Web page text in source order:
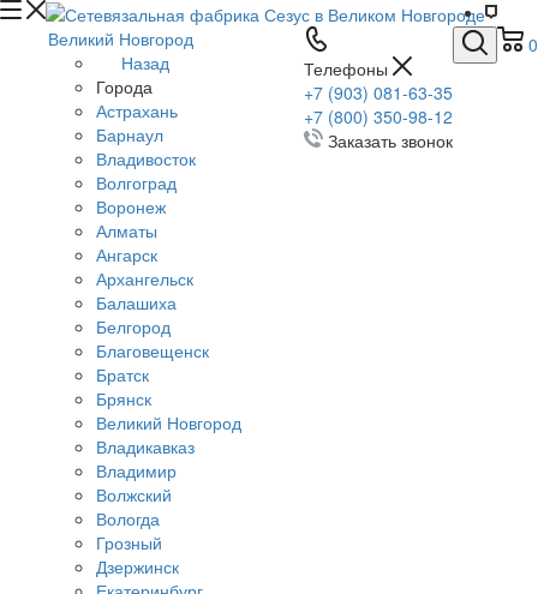
0
Телефоны
+7 (903) 081-63-35
+7 (800) 350-98-12
Заказать звонок
Великий Новгород
Назад
Города
Астрахань
Барнаул
Владивосток
Волгоград
Воронеж
Алматы
Ангарск
Архангельск
Балашиха
Белгород
Благовещенск
Братск
Брянск
Великий Новгород
Владикавказ
Владимир
Волжский
Вологда
Грозный
Дзержинск